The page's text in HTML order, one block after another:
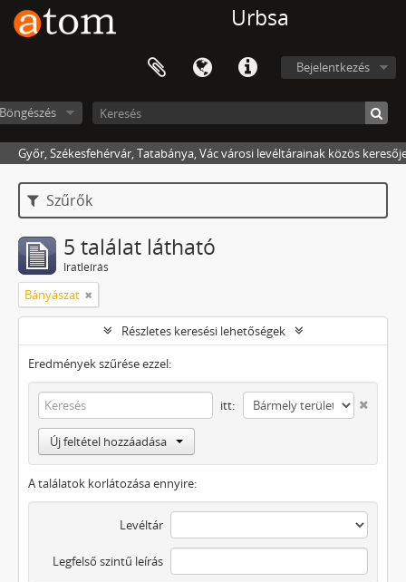
Urbsa
Bejelentkezés
Győr, Székesfehérvár, Tatabánya, Vác városi levéltárainak közös
Szűrők
5 találat látható
Iratleírás
Bányászat
Részletes keresési lehetőségek
Eredmények szűrése ezzel:
itt:
Új feltétel hozzáadása
A találatok korlátozása ennyire:
Levéltár
Legfelső szintű leírás